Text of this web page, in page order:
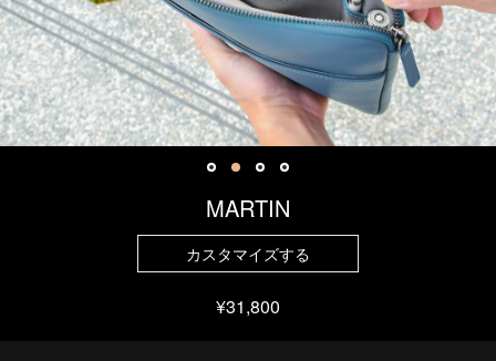
MARTIN
カスタマイズする
¥31,800